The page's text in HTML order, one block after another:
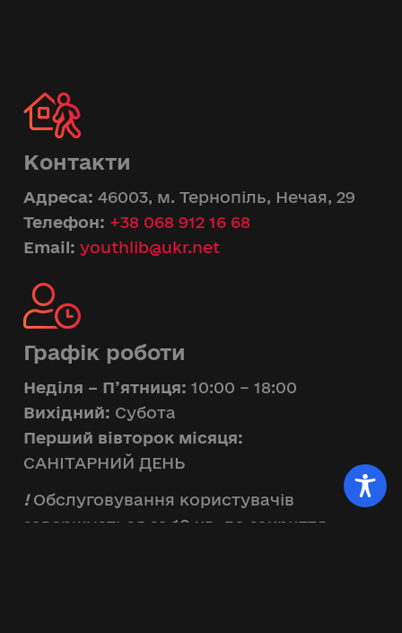
Контакти
Адреса: 46003, м. Тернопіль, Нечая, 29
Телефон: +38 068 912 16 68
Email: youthlib@ukr.net
Графік роботи
Неділя – П’ятниця: 10:00 – 18:00
Вихідний: Субота
Перший вівторок місяця:
САНІТАРНИЙ ДЕНЬ
!Обслуговування користувачів
завершується за 10 хв. до закриття